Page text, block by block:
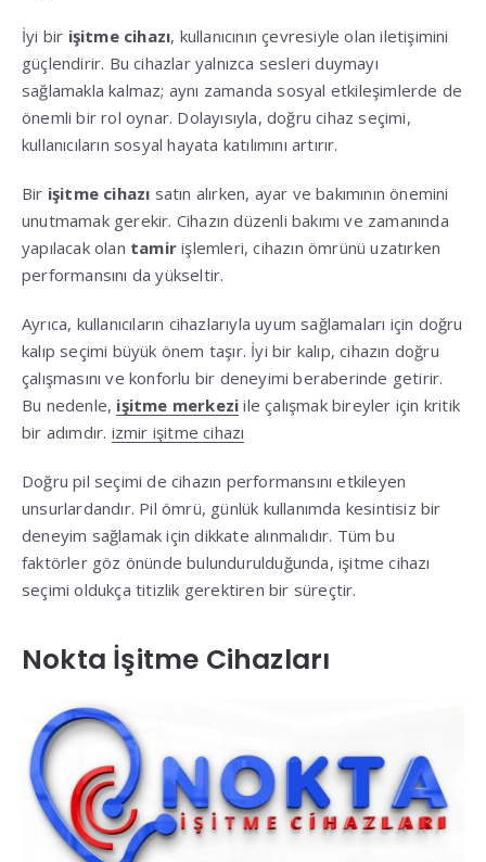
İyi bir işitme cihazı, kullanıcının çevresiyle olan iletişimini
güçlendirir. Bu cihazlar yalnızca sesleri duymayı
sağlamakla kalmaz; aynı zamanda sosyal etkileşimlerde de
önemli bir rol oynar. Dolayısıyla, doğru cihaz seçimi,
kullanıcıların sosyal hayata katılımını artırır.
Bir işitme cihazı satın alırken, ayar ve bakımının önemini
unutmamak gerekir. Cihazın düzenli bakımı ve zamanında
yapılacak olan tamir işlemleri, cihazın ömrünü uzatırken
performansını da yükseltir.
Ayrıca, kullanıcıların cihazlarıyla uyum sağlamaları için doğru
kalıp seçimi büyük önem taşır. İyi bir kalıp, cihazın doğru
çalışmasını ve konforlu bir deneyimi beraberinde getirir.
Bu nedenle, işitme merkezi ile çalışmak bireyler için kritik
bir adımdır. izmir işitme cihazı
Doğru pil seçimi de cihazın performansını etkileyen
unsurlardandır. Pil ömrü, günlük kullanımda kesintisiz bir
deneyim sağlamak için dikkate alınmalıdır. Tüm bu
faktörler göz önünde bulundurulduğunda, işitme cihazı
seçimi oldukça titizlik gerektiren bir süreçtir.
Nokta İşitme Cihazları